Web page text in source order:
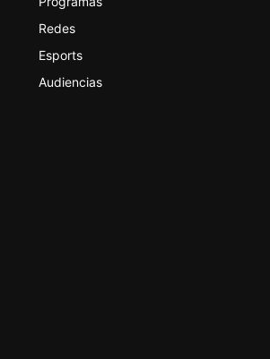
Redes
Esports
Audiencias